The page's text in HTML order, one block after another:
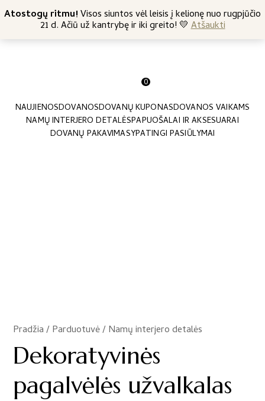
Atostogų ritmu!Visos siuntos vėl leisis į kelionę nuo rugpjūčio
21 d. Ačiū už kantrybę ir iki greito! 💛Atšaukti
Nemokamas siuntimas nuo 45 Eur +370 682 57369
0
NAUJIENOSDOVANOSDOVANŲ KUPONASDOVANOS VAIKAMS
NAMŲ INTERJERO DETALĖSPAPUOŠALAI IR AKSESUARAI
DOVANŲ PAKAVIMASYPATINGI PASIŪLYMAI
Pradžia/Parduotuvė/Namų interjero detalės
/
Dekoratyvinės
pagalvėlės užvalkalas